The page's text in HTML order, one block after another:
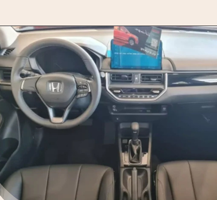
Opening https://motorprime.com.br/melhor-que-kicks-novo-honda-wr-v-2026-a-caminho-do-brasil/